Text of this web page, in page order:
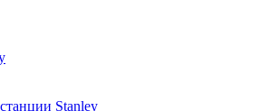
Stanley